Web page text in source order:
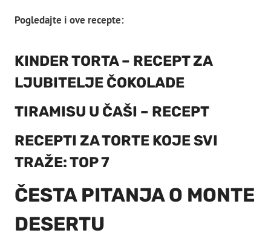
Pogledajte i ove recepte:
KINDER TORTA – RECEPT ZA
LJUBITELJE ČOKOLADE
TIRAMISU U ČAŠI – RECEPT
RECEPTI ZA TORTE KOJE SVI
TRAŽE: TOP 7
ČESTA PITANJA O MONTE
DESERTU